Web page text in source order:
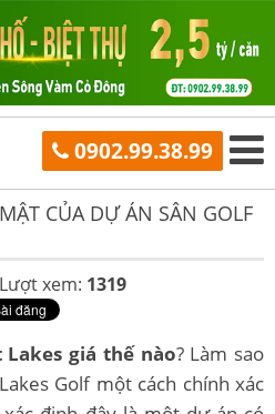
0902.99.38.99
CỦA DỰ ÁN SÂN GOLF
Lượt xem: 1319
giá thế nào? Làm sao
Golf một cách chính xác